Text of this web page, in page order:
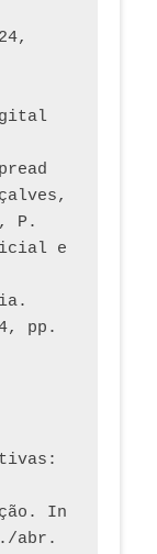
P.
e
pp.
In
abr.